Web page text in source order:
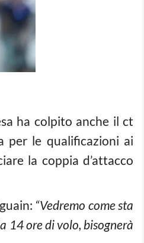
ha colpito anche il ct
per le qualificazioni ai
la coppia d’attacco
“Vedremo come sta
14 ore di volo, bisognerà